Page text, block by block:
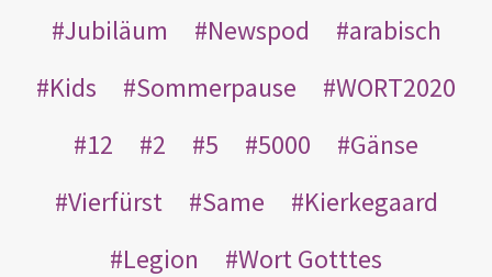
Jubiläum
Newspod
arabisch
Kids
Sommerpause
WORT2020
12
2 5 5000
Gänse
Vierfürst
Same
Kierkegaard
Legion
Wort Gotttes